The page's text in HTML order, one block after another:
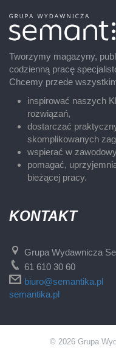
Tworzymy magazyny,
codzienną pracę
Chcemy przede
inspirować naszych
rozwiązań,
dostarczać
skomplikowanych
wspierać w
pomagać,
bieżącej pracy.
KONTAKT
Grupa Wydawnicza
61 610 30 60
biuro@semantika.pl
semantika.pl
© 2026 Grupa